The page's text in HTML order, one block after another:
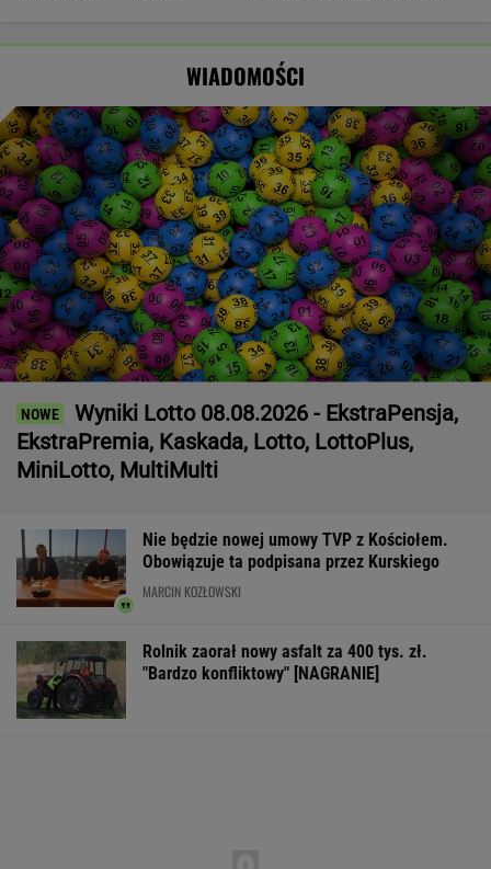
WIADOMOŚCI
Wyniki Lotto 08.08.2026 - EkstraPensja,
EkstraPremia, Kaskada, Lotto, LottoPlus,
MiniLotto, MultiMulti
Nie będzie nowej umowy TVP z Kościołem.
Obowiązuje ta podpisana przez Kurskiego
MARCIN KOZŁOWSKI
Rolnik zaorał nowy asfalt za 400 tys. zł.
"Bardzo konfliktowy" [NAGRANIE]